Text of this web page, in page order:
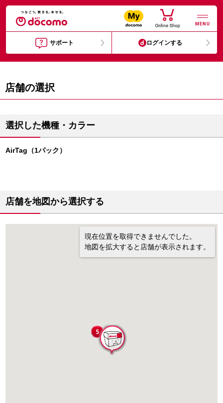
MENU
サポート ログインする
店舗の選択
選択した機種・カラー
AirTag（1パック）
店舗を地図から選択する
現在位置を取得できませんでした。
地図を拡大すると店舗が表示されます。